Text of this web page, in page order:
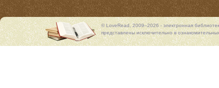
© LoveRead, 2009–2026 - электронная
представлены исключительно в